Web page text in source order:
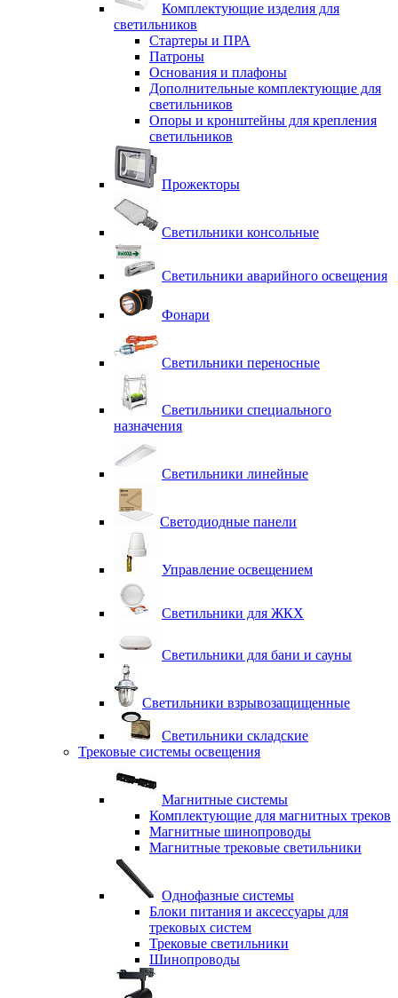
Комплектующие изделия для
светильников
Стартеры и ПРА
Патроны
Основания и плафоны
Дополнительные комплектующие для
светильников
Опоры и кронштейны для крепления
светильников
Прожекторы
Светильники консольные
Светильники аварийного освещения
Фонари
Светильники переносные
Светильники специального
назначения
Светильники линейные
Светодиодные панели
Управление освещением
Светильники для ЖКХ
Светильники для бани и сауны
Светильники взрывозащищенные
Светильники складские
Трековые системы освещения
Магнитные системы
Комплектующие для магнитных треков
Магнитные шинопроводы
Магнитные трековые светильники
Однофазные системы
Блоки питания и аксессуары для
трековых систем
Трековые светильники
Шинопроводы